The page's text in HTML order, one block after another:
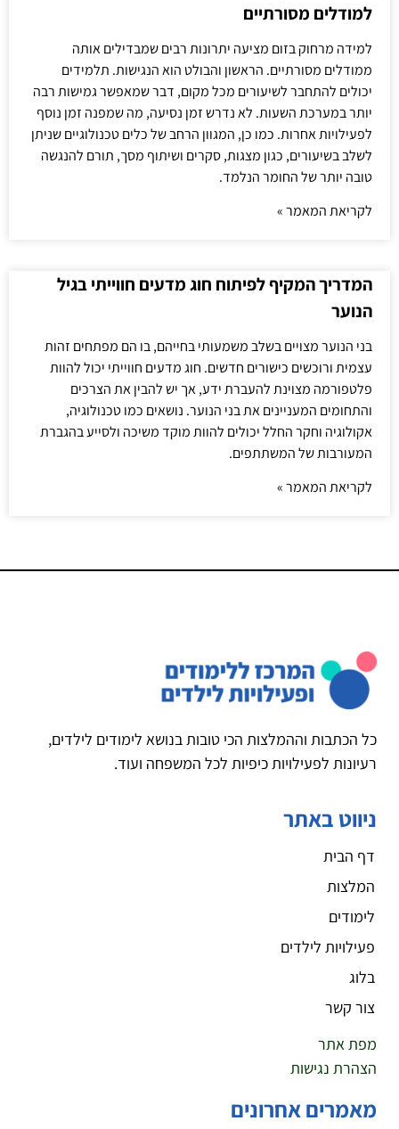
למודלים מסורתיים
למידה מרחוק בזום מציעה יתרונות רבים שמבדילים אותה
ממודלים מסורתיים. הראשון והבולט הוא הנגישות. תלמידים
יכולים להתחבר לשיעורים מכל מקום, דבר שמאפשר גמישות רבה
יותר במערכת השעות. לא נדרש זמן נסיעה, מה שמפנה זמן נוסף
לפעילויות אחרות. כמו כן, המגוון הרחב של כלים טכנולוגיים שניתן
לשלב בשיעורים, כגון מצגות, סקרים ושיתוף מסך, תורם להנגשה
טובה יותר של החומר הנלמד.
לקריאת המאמר »
המדריך המקיף לפיתוח חוג מדעים חווייתי בגיל
הנוער
בני הנוער מצויים בשלב משמעותי בחייהם, בו הם מפתחים זהות
עצמית ורוכשים כישורים חדשים. חוג מדעים חווייתי יכול להוות
פלטפורמה מצוינת להעברת ידע, אך יש להבין את הצרכים
והתחומים המעניינים את בני הנוער. נושאים כמו טכנולוגיה,
אקולוגיה וחקר החלל יכולים להוות מוקד משיכה ולסייע בהגברת
המעורבות של המשתתפים.
לקריאת המאמר »
כל הכתבות וההמלצות הכי טובות בנושא לימודים לילדים,
רעיונות לפעילויות כיפיות לכל המשפחה ועוד.
ניווט באתר
דף הבית
המלצות
לימודים
פעילויות לילדים
בלוג
צור קשר
מפת אתר
הצהרת נגישות
מאמרים אחרונים